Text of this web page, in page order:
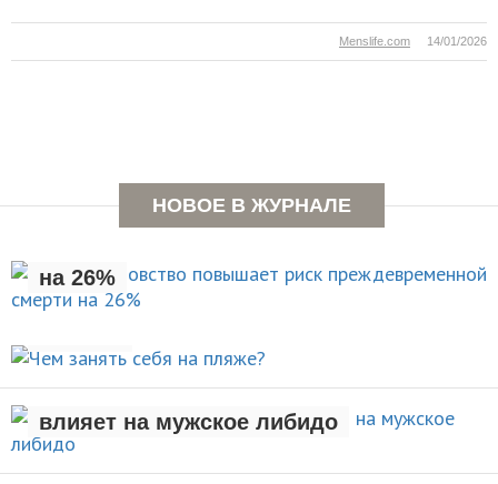
14/01/2026
Menslife.com
НОВОЕ В ЖУРНАЛЕ
Раннее отцовство повышает
на 26%
Чем занять себя на
АКТИВНЫЙ ОТДЫХ
Рождение ребенка негативно
влияет на мужское либидо
НОВОСТИ
Стали известны упражнения,
которые помогают легко